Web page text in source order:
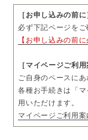
→定期購入 5%OFF
・1回につき1本をお
・お届け日の8日前
ご変更いただけます
は3回分、隔月コー
・ご購入前に「ご
［お申し込みの前に
必ず下記ページをご
【お申し込みの前
［マイページご利用
ご自身のペースにあ
各種お手続きは「
用いただけます。
マイページご利用案